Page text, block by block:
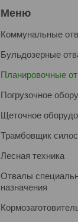
Коммунальные
Бульдозерные
Планировочные
Погрузочное
Щеточное
Трамбовщик
Лесная техника
Отвалы
назначения